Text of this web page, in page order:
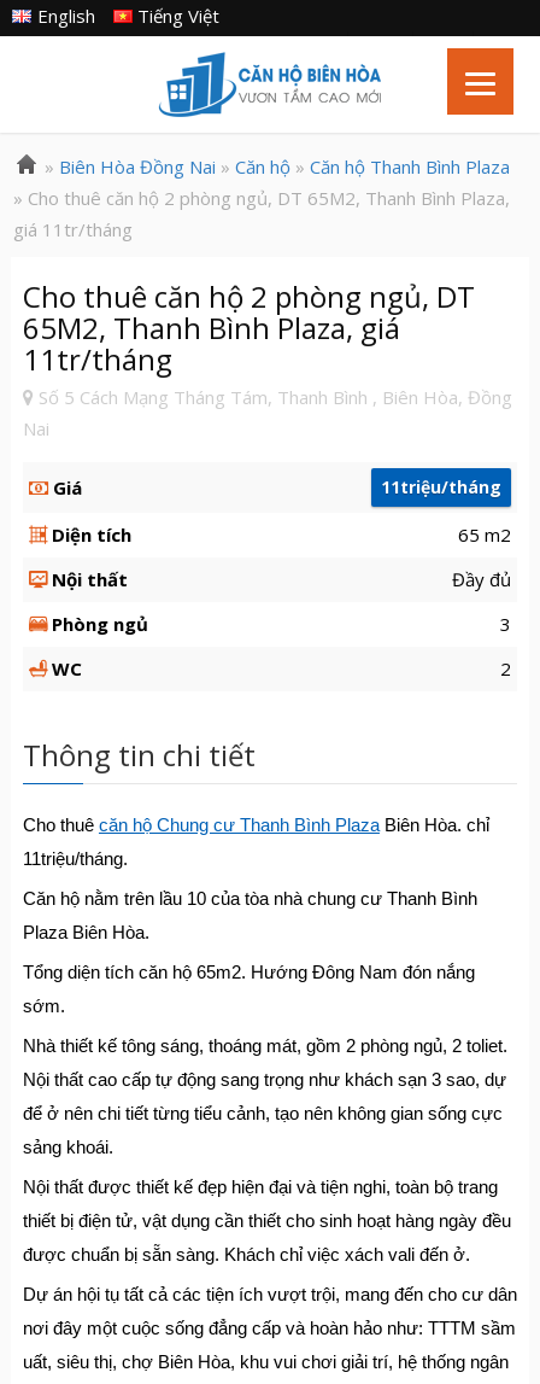
Tiếng Việt
English
» Biên Hòa Đồng Nai » Căn hộ» Căn hộ Thanh Bình Plaza
» Cho thuê căn hộ 2 phòng ngủ, DT 65M2, Thanh Bình Plaza,
giá 11tr/tháng
Cho thuê căn hộ 2 phòng ngủ, DT
65M2, Thanh Bình Plaza, giá
11tr/tháng
Số 5 Cách Mạng Tháng Tám, Thanh Bình , Biên Hòa, Đồng
Nai
Giá 11triệu/tháng
Diện tích
65 m2
Nội thất
Đầy đủ
Phòng ngủ
3
WC
2
Thông tin chi tiết
Cho thuê căn hộ Chung cư Thanh Bình PlazaBiên Hòa. chỉ
11triệu/tháng.
Căn hộ nằm trên lầu 10 của tòa nhà chung cư Thanh Bình
Plaza Biên Hòa.
Tổng diện tích căn hộ 65m2. Hướng Đông Nam đón nắng
sớm.
Nhà thiết kế tông sáng, thoáng mát, gồm 2 phòng ngủ, 2 toliet.
Nội thất cao cấp tự động sang trọng như khách sạn 3 sao, dự
để ở nên chi tiết từng tiểu cảnh, tạo nên không gian sống cực
sảng khoái.
Nội thất được thiết kế đẹp hiện đại và tiện nghi, toàn bộ trang
thiết bị điện tử, vật dụng cần thiết cho sinh hoạt hàng ngày đều
được chuẩn bị sẵn sàng. Khách chỉ việc xách vali đến ở.
Dự án hội tụ tất cả các tiện ích vượt trội, mang đến cho cư dân
nơi đây một cuộc sống đẳng cấp và hoàn hảo như: TTTM sầm
uất, siêu thị, chợ Biên Hòa, khu vui chơi giải trí, hệ thống ngân